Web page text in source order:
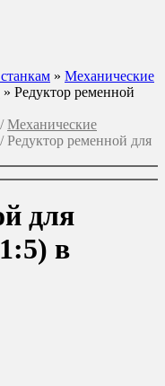
» Механические
» Редуктор ременной
/Механические
/ Редуктор ременной для
для
в